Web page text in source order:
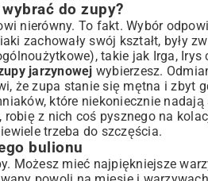
do zupy?
nierówny. To fakt. Wybór
zachowały swój kształt, były
takie jak Irga,
jarzynowej wybierzesz.
że zupa stanie się mętna i zbyt
które niekoniecznie
robię z nich coś pysznego na
trzeba do szczęścia.
bulionu
Możesz mieć najpiękniejsze